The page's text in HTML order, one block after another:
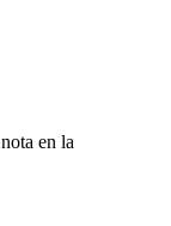
en la